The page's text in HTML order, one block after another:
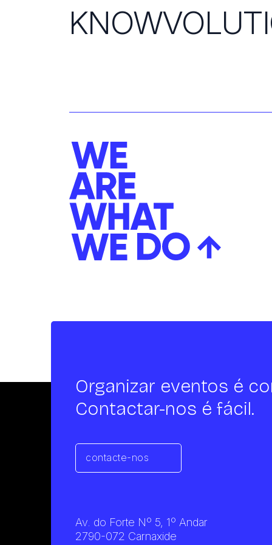
Organizar eventos é
Contactar-nos é fácil.
contacte-nos
Av. do Forte Nº 5, 1º Andar
2790-072 Carnaxide